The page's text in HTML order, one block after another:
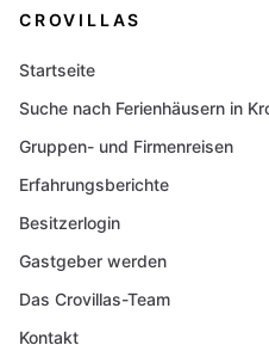
CROVILLAS
Startseite
Suche nach Ferienhäusern in
Gruppen- und Firmenreisen
Erfahrungsberichte
Besitzerlogin
Gastgeber werden
Das Crovillas-Team
Kontakt